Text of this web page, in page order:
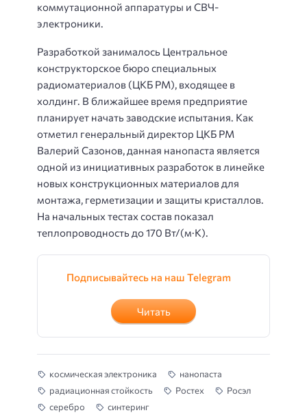
коммутационной аппаратуры и СВЧ-
электроники.
Разработкой занималось Центральное
конструкторское бюро специальных
радиоматериалов (ЦКБ РМ), входящее в
холдинг. В ближайшее время предприятие
планирует начать заводские испытания. Как
отметил генеральный директор ЦКБ РМ
Валерий Сазонов, данная нанопаста является
одной из инициативных разработок в линейке
новых конструкционных материалов для
монтажа, герметизации и защиты кристаллов.
На начальных тестах состав показал
теплопроводность до 170 Вт/(м·К).
Подписывайтесь на наш Telegram
Читать
космическая электроника
нанопаста
радиационная стойкость
Ростех
Росэл
серебро
синтеринг